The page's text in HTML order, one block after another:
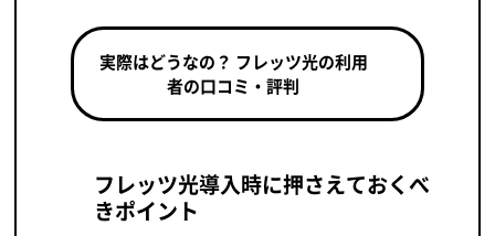
実際はどうなの？ フレッツ光の利用
者の口コミ・評判
フレッツ光導入時に押さえておくべ
きポイント